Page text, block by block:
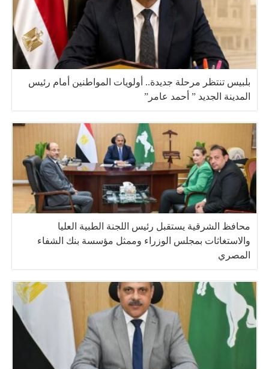
بلبيس تنتظر مرحلة جديدة.. أولويات المواطنين أمام رئيس
المدينة الجديد ” أحمد عامر”
محافظ الشرقية يستقبل رئيس اللجنة الطبية العليا
والاستغاثات بمجلس الوزراء وممثل مؤسسة بنك الشفاء
المصري